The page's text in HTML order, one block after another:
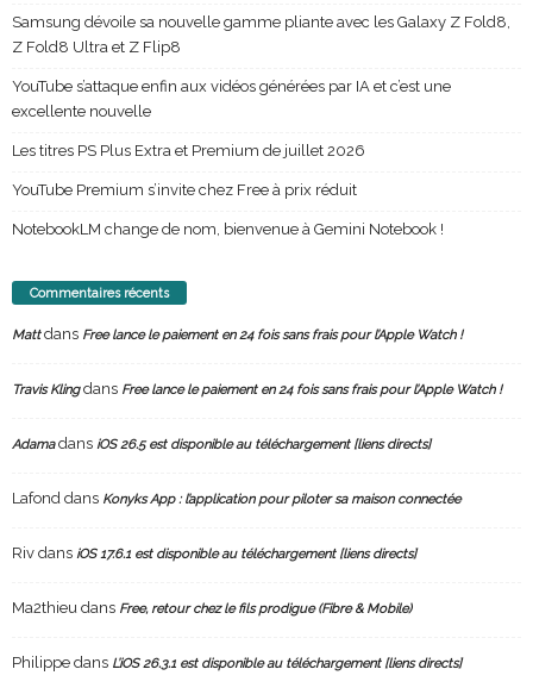
Samsung dévoile sa nouvelle gamme pliante avec les Galaxy Z Fold8,
Z Fold8 Ultra et Z Flip8
YouTube s’attaque enfin aux vidéos générées par IA et c’est une
excellente nouvelle
Les titres PS Plus Extra et Premium de juillet 2026
YouTube Premium s’invite chez Free à prix réduit
NotebookLM change de nom, bienvenue à Gemini Notebook !
Commentaires récents
Mattdans Free lance le paiement en 24 fois sans frais pour l’Apple Watch !
Travis Klingdans Free lance le paiement en 24 fois sans frais pour l’Apple Watch !
Adamadans iOS 26.5 est disponible au téléchargement [liens directs]
Lafond dans Konyks App : l’application pour piloter sa maison connectée
Riv dans iOS 17.6.1 est disponible au téléchargement [liens directs]
Ma2thieu dans Free, retour chez le fils prodigue (Fibre & Mobile)
Philippe dans L’iOS 26.3.1 est disponible au téléchargement [liens directs]